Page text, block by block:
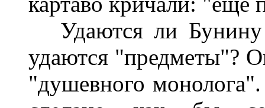
Удаются ли Бунину
удаются "предметы"?
"душевного